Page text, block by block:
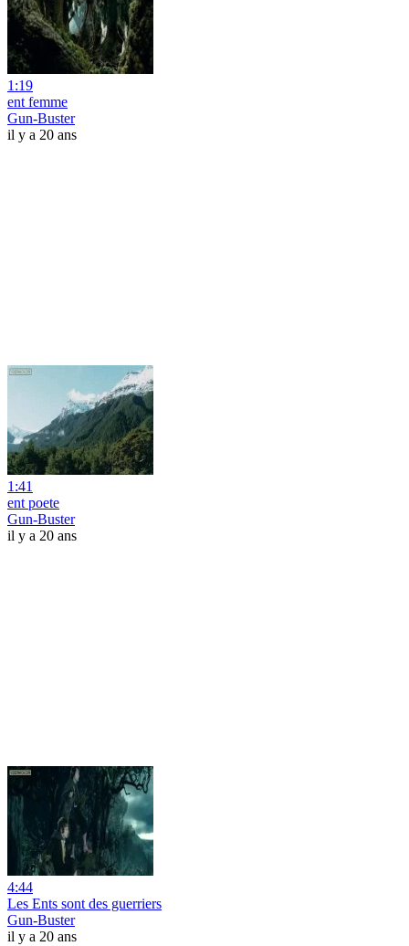
1:19
ent femme
Gun-Buster
il y a 20 ans
1:41
ent poete
Gun-Buster
il y a 20 ans
4:44
Les Ents sont des guerriers
Gun-Buster
il y a 20 ans